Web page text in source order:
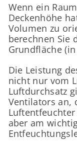
Wenn ein
Deckenhöhe
Volumen zu
berechnen Sie
Grundfläche
Die Leistung
nicht nur vom
Luftdurchsatz
Ventilators an,
aber am